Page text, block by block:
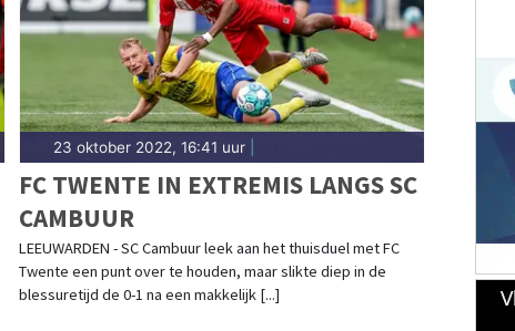
23 oktober 2022, 16:41 uur|
FC TWENTE IN EXTREMIS LANGS SC
CAMBUUR
LEEUWARDEN - SC Cambuur leek aan het thuisduel met FC
Twente een punt over te houden, maar slikte diep in de
blessuretijd de 0-1 na een makkelijk [...]